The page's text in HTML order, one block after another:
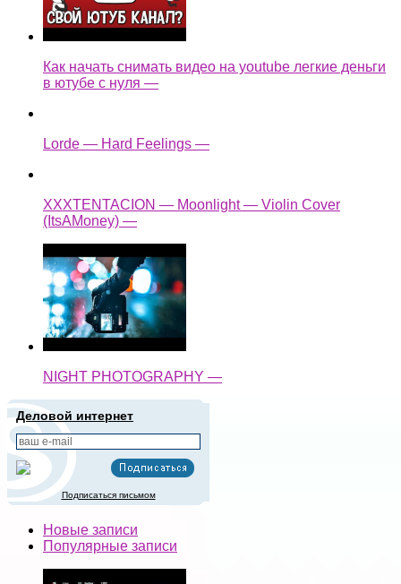
Как начать снимать видео на youtube легкие деньги
в ютубе с нуля —
Lorde — Hard Feelings —
XXXTENTACION — Moonlight — Violin Cover
(ItsAMoney) —
NIGHT PHOTOGRAPHY —
Деловой интернет
Подписаться письмом
Новые записи
Популярные записи